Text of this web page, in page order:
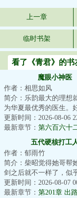
上一章
临时书架
看了《青君》的书
魔眼小神医
作者：相思如风
简介：乐韵最大的理想
为华夏最优秀的医生。
挡不住，高考前无意间
系统，双眼获得...
更新时间：2026-08-06
最新章节： 第六百六十
五代硬核打工
作者：郁雨竹
简介：柴昭觉得她哥帮
剑之后就不一样了，
是他了。他总会说些郑
听过的，她听起...
更新时间：2026-08-07
最新章节： 第201章 出路